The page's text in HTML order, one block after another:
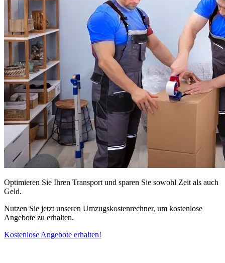
Optimieren Sie Ihren Transport und sparen Sie sowohl Zeit als auch
Geld.
Nutzen Sie jetzt unseren Umzugskostenrechner, um kostenlose
Angebote zu erhalten.
Kostenlose Angebote erhalten!